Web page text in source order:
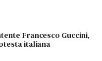
Francesco Guccini,
italiana